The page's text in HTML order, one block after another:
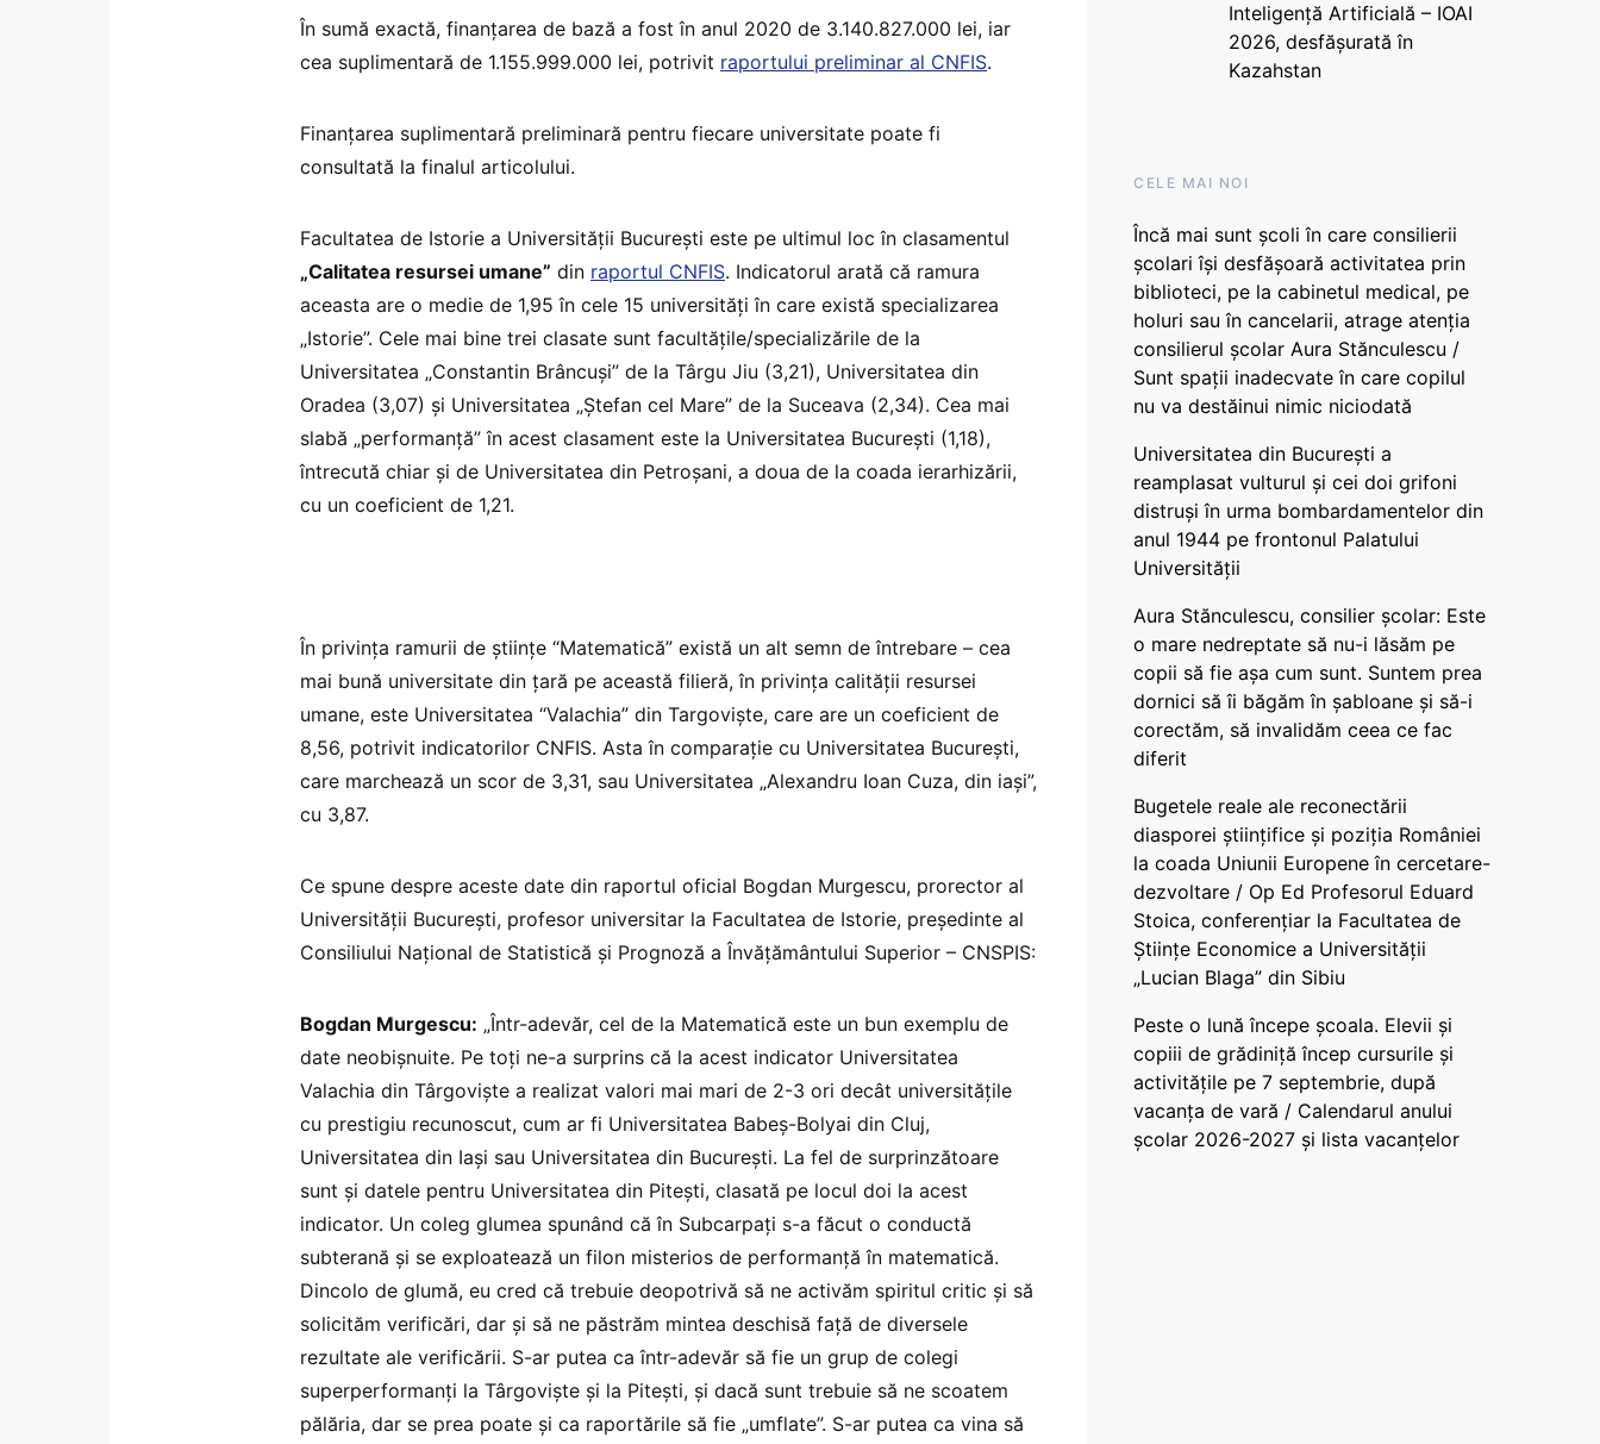
În sumă exactă, finanțarea de bază a fost în anul 2020 de 3.140.827.000 lei, iar
cea suplimentară de 1.155.999.000 lei, potrivit raportului preliminar al CNFIS.
Finanțarea suplimentară preliminară pentru fiecare universitate poate fi
consultată la finalul articolului.
Facultatea de Istorie a Universității București este pe ultimul loc în clasamentul
„Calitatea resursei umane” din raportul CNFIS. Indicatorul arată că ramura
aceasta are o medie de 1,95 în cele 15 universități în care există specializarea
„Istorie”. Cele mai bine trei clasate sunt facultățile/specializările de la
Universitatea „Constantin Brâncuși” de la Târgu Jiu (3,21), Universitatea din
Oradea (3,07) și Universitatea „Ștefan cel Mare” de la Suceava (2,34). Cea mai
slabă „performanță” în acest clasament este la Universitatea București (1,18),
întrecută chiar și de Universitatea din Petroșani, a doua de la coada ierarhizării,
cu un coeficient de 1,21.
În privința ramurii de științe “Matematică” există un alt semn de întrebare – cea
mai bună universitate din țară pe această filieră, în privința calității resursei
umane, este Universitatea “Valachia” din Targoviște, care are un coeficient de
8,56, potrivit indicatorilor CNFIS. Asta în comparație cu Universitatea București,
care marchează un scor de 3,31, sau Universitatea „Alexandru Ioan Cuza, din iași”,
cu 3,87.
Ce spune despre aceste date din raportul oficial Bogdan Murgescu, prorector al
Universității București, profesor universitar la Facultatea de Istorie, președinte al
Consiliului Național de Statistică și Prognoză a Învățământului Superior – CNSPIS:
Bogdan Murgescu: „Într-adevăr, cel de la Matematică este un bun exemplu de
date neobișnuite. Pe toți ne-a surprins că la acest indicator Universitatea
Valachia din Târgoviște a realizat valori mai mari de 2-3 ori decât universitățile
cu prestigiu recunoscut, cum ar fi Universitatea Babeș-Bolyai din Cluj,
Universitatea din Iași sau Universitatea din București. La fel de surprinzătoare
sunt și datele pentru Universitatea din Pitești, clasată pe locul doi la acest
indicator. Un coleg glumea spunând că în Subcarpați s-a făcut o conductă
subterană și se exploatează un filon misterios de performanță în matematică.
Dincolo de glumă, eu cred că trebuie deopotrivă să ne activăm spiritul critic și să
solicităm verificări, dar și să ne păstrăm mintea deschisă față de diversele
rezultate ale verificării. S-ar putea ca într-adevăr să fie un grup de colegi
superperformanți la Târgoviște și la Pitești, și dacă sunt trebuie să ne scoatem
pălăria, dar se prea poate și ca raportările să fie „umflate”. S-ar putea ca vina să
Inteligență Artificială – IOAI
2026, desfășurată în
Kazahstan
CELE MAI NOI
Încă mai sunt școli în care consilierii
școlari își desfășoară activitatea prin
biblioteci, pe la cabinetul medical, pe
holuri sau în cancelarii, atrage atenția
consilierul școlar Aura Stănculescu /
Sunt spații inadecvate în care copilul
nu va destăinui nimic niciodată
Universitatea din București a
reamplasat vulturul și cei doi grifoni
distruși în urma bombardamentelor din
anul 1944 pe frontonul Palatului
Universității
Aura Stănculescu, consilier școlar: Este
o mare nedreptate să nu-i lăsăm pe
copii să fie așa cum sunt. Suntem prea
dornici să îi băgăm în șabloane și să-i
corectăm, să invalidăm ceea ce fac
diferit
Bugetele reale ale reconectării
diasporei științifice și poziția României
la coada Uniunii Europene în cercetare-
dezvoltare / Op Ed Profesorul Eduard
Stoica, conferențiar la Facultatea de
Științe Economice a Universității
„Lucian Blaga” din Sibiu
Peste o lună începe școala. Elevii și
copiii de grădiniță încep cursurile și
activitățile pe 7 septembrie, după
vacanța de vară / Calendarul anului
școlar 2026-2027 și lista vacanțelor